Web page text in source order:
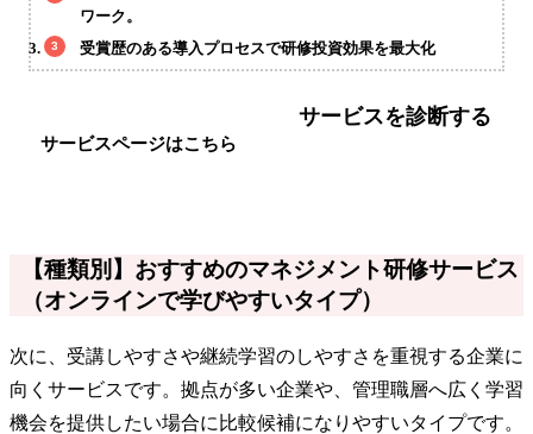
ワーク。
受賞歴のある導入プロセスで研修投資効果を最大化
サービスページはこちら
サービスを診断する
【種類別】おすすめのマネジメント研修サービス
（オンラインで学びやすいタイプ）
次に、受講しやすさや継続学習のしやすさを重視する企業に
向くサービスです。拠点が多い企業や、管理職層へ広く学習
機会を提供したい場合に比較候補になりやすいタイプです。